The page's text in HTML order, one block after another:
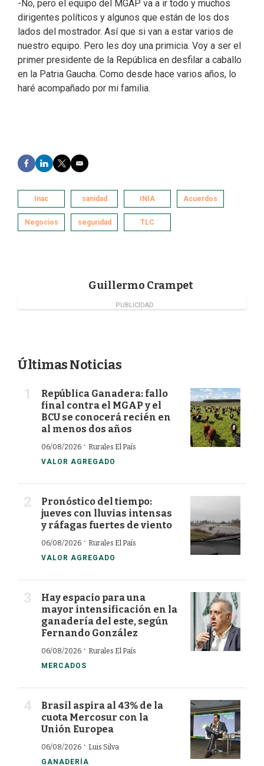
-No, pero el equipo del MGAP va a ir todo y muchos
dirigentes políticos y algunos que están de los dos
lados del mostrador. Así que si van a estar varios de
nuestro equipo. Pero les doy una primicia. Voy a ser el
primer presidente de la República en desfilar a caballo
en la Patria Gaucha. Como desde hace varios años, lo
haré acompañado por mi familia.
F
a
b
o
o
L
i
k
e
d
I
T
w
t
r
E
m
l
Inac sanidad INIA Acuerdos
Negocios seguridad TLC
Guillermo Crampet
PUBLICIDAD
Últimas Noticias
República Ganadera: fallo
final contra el MGAP y el
BCU se conocerá recién en
al menos dos años
06/08/2026 · Rurales El País
VALOR AGREGADO
Pronóstico del tiempo:
jueves con lluvias intensas
y ráfagas fuertes de viento
06/08/2026 · Rurales El País
VALOR AGREGADO
Hay espacio para una
mayor intensificación en la
ganadería del este, según
Fernando González
06/08/2026 · Rurales El País
MERCADOS
Brasil aspira al 43% de la
cuota Mercosur con la
Unión Europea
06/08/2026 · Luis Silva
GANADERÍA